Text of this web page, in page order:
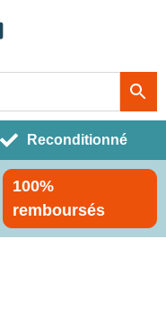
Reconditionné
100%
remboursés